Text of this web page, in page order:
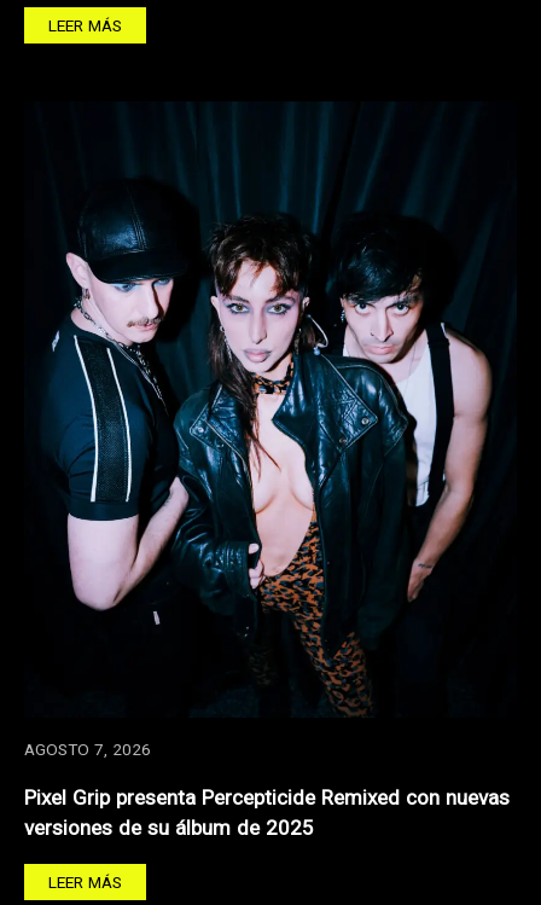
LEER MÁS
AGOSTO 7, 2026
Pixel Grip presenta Percepticide Remixed con nuevas
versiones de su álbum de 2025
LEER MÁS